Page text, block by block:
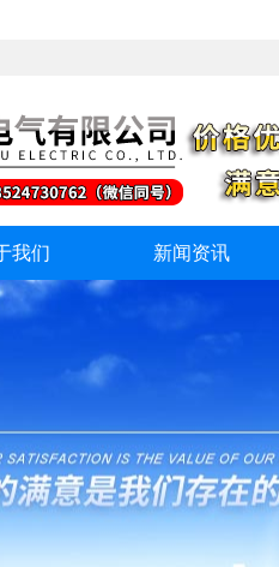
我们 新闻资讯